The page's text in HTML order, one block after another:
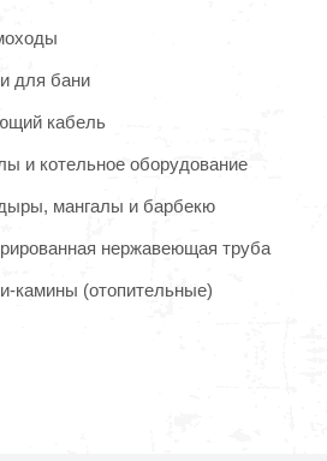
для бани
кабель
и котельное оборудование
мангалы и барбекю
нержавеющая труба
камины (отопительные)